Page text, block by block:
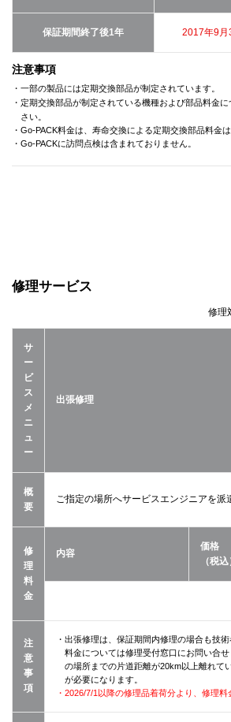
保証期間終了後1年 2017年9月
注意事項
・一部の製品には定期交換部品が制定されています。
・定期交換部品が制定されている機種および部品料金に
さい。
・Go-PACK料金は、寿命交換による定期交換部品料金
・Go-PACKに訪問点検は含まれておりません。
修理サービス
修理
サ
ー
ビ
ス
メ
ニ
ュ
ー
出張修理
概
要
ご指定の場所へサービスエンジニアを
修
理
料
金
内容
価格
（税込
注
意
事
項
・出張修理は、保証期間内修理の場合も技
料金については修理受付窓口にお問い合
の場所までの片道距離が20km以上離れて
が必要になります。
・2026/7/1以降の修理品着荷分より、修理料